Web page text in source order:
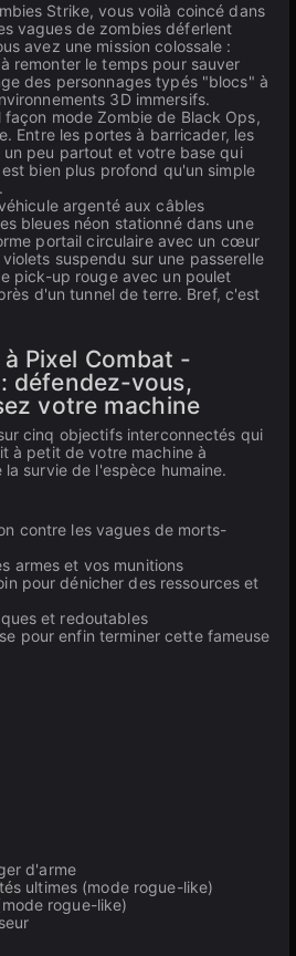
Strike, vous voilà coincé dans
vagues de zombies déferlent
avez une mission colossale :
remonter le temps pour sauver
des personnages typés "blocs" à
3D immersifs.
mode Zombie de Black Ops,
Entre les portes à barricader, les
un peu partout et votre base qui
bien plus profond qu'un simple
argenté aux câbles
bleues néon stationné dans une
portail circulaire avec un cœur
suspendu sur une passerelle
pick-up rouge avec un poulet
d'un tunnel de terre. Bref, c'est
Pixel Combat -
défendez-vous,
votre machine
cinq objectifs interconnectés qui
à petit de votre machine à
survie de l'espèce humaine.
contre les vagues de morts-
armes et vos munitions
pour dénicher des ressources et
et redoutables
pour enfin terminer cette fameuse
d'arme
ultimes (mode rogue-like)
rogue-like)